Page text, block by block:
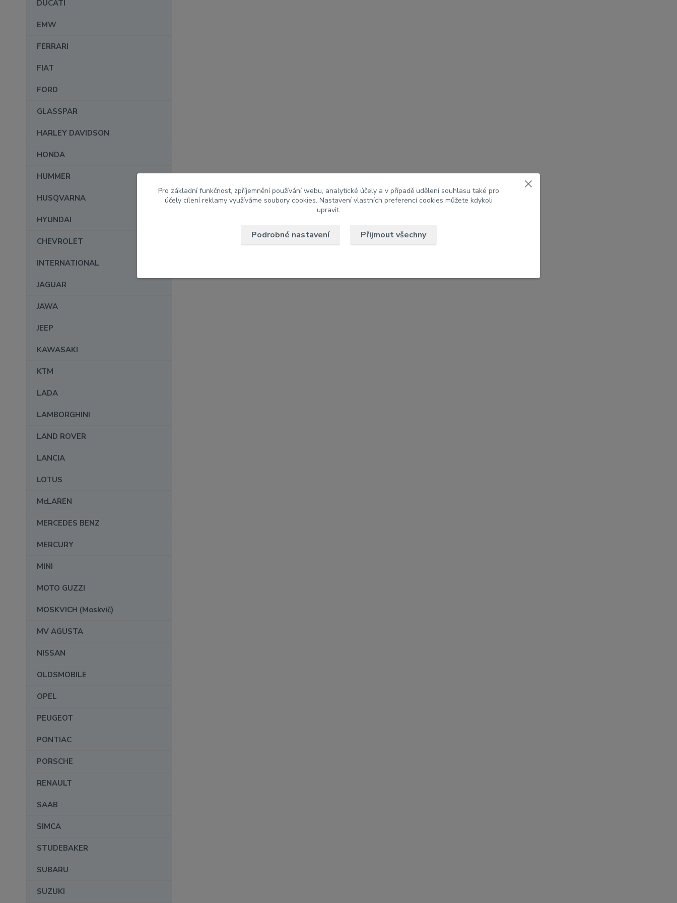
DUCATI
EMW
FERRARI
FIAT
FORD
GLASSPAR
HARLEY DAVIDSON
HONDA
HUMMER
HUSQVARNA
HYUNDAI
CHEVROLET
INTERNATIONAL
JAGUAR
JAWA
JEEP
KAWASAKI
KTM
LADA
LAMBORGHINI
LAND ROVER
LANCIA
LOTUS
McLAREN
MERCEDES BENZ
MERCURY
MINI
MOTO GUZZI
MOSKVICH (Moskvič)
MV AGUSTA
NISSAN
OLDSMOBILE
OPEL
PEUGEOT
PONTIAC
PORSCHE
RENAULT
SAAB
SIMCA
STUDEBAKER
SUBARU
SUZUKI
Pro základní funkčnost, zpříjemnění používání webu, analytické účely a v případě udělení souhlasu také pro
účely cílení reklamy využíváme soubory cookies. Nastavení vlastních preferencí cookies můžete kdykoli
upravit.
Podrobné nastavení Přijmout všechny